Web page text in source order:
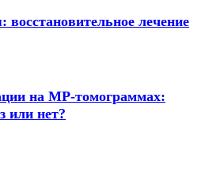
лечение
на МР-томограммах:
или нет?